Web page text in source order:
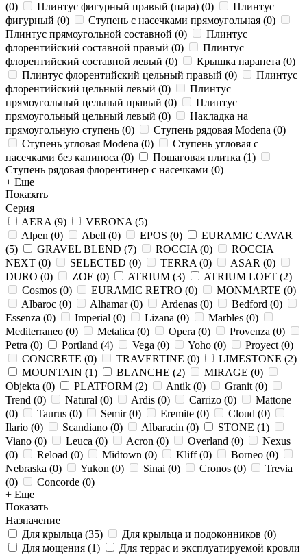
(0) Плинтус фигурный правый (пара) (0)
Плинтус
фигурный (0) Ступень с насечками прямоугольная (0)
Плинтус прямоугольной составной (0)
Плинтус
флорентийский составной правый (0)
Плинтус
флорентийский составной левый (0) Крышка парапета (0)
Плинтус флорентийский цельный правый (0)
Плинтус
флорентийский цельный левый (0)
Плинтус
прямоугольный цельный правый (0)
Плинтус
прямоугольный цельный левый (0)
Накладка на
прямоугольную ступень (0) Ступень рядовая Modena (0)
Ступень угловая Modena (0)
Ступень угловая с
насечками без капиноса (0) Пошаговая плитка (1)
Ступень рядовая флорентинер с насечками (0)
+ Еще
Показать
Серия
AERA (9) VERONA (5)
Alpen (0) Abell (0) EPOS (0)
EURAMIC CAVAR
(5) GRAVEL BLEND (7) ROCCIA (0)
ROCCIA
NEXT (0) SELECTED (0) TERRA (0) ASAR (0)
DURO (0) ZOE (0) ATRIUM (3) ATRIUM LOFT (2)
Cosmos (0) EURAMIC RETRO (0) MONMARTE (0)
Albaroc (0) Alhamar(0) Ardenas (0) Bedford (0)
Essenza (0) Imperial (0) Lizana (0) Marbles (0)
Mediterraneo (0) Metalica (0) Opera (0) Provenza (0)
Petra (0) Portland (4) Vega (0) Yoho (0) Proyect (0)
CONCRETE (0) TRAVERTINE (0) LIMESTONE (2)
MOUNTAIN (1) BLANCHE (2) MIRAGE (0)
Objekta (0) PLATFORM (2) Antik (0) Granit (0)
Trend (0) Natural (0) Ardis (0) Carrizo (0)
Mattone
(0) Taurus (0) Semir(0) Eremite (0) Cloud (0)
Ilario (0) Scandiano (0) Albaracin (0) STONE (1)
Viano (0) Leuca (0) Acron (0) Overland (0)
Nexus
(0) Reload (0) Midtown (0) Kliff(0) Borneo (0)
Nebraska (0) Yukon (0) Sinai (0) Cronos (0)
Trevia
(0) Concorde (0)
+ Еще
Показать
Назначение
Для крыльца (35) Для крыльца и подоконников (0)
Для мощения (1)
Для террас и эксплуатируемой кровли